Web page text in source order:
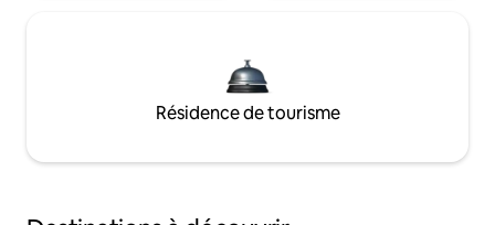
Résidence de tourisme